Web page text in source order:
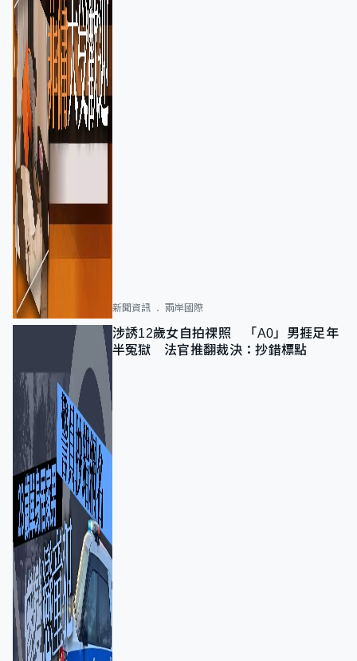
新聞資訊 兩岸國際
涉誘12歲女自拍祼照 「A0」男捱足年
半冤獄 法官推翻裁決：抄錯標點